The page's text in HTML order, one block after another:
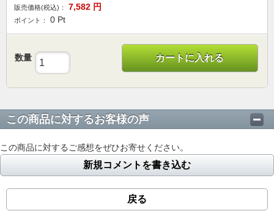
販売価格(税込)： 7,582 円
ポイント： 0 Pt
数量 カートに入れる
この商品に対するお客様の声
この商品に対するご感想をぜひお寄せください。
新規コメントを書き込む
戻る